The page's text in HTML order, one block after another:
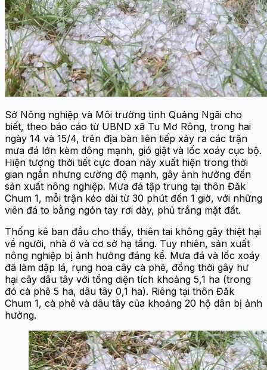
Sở Nông nghiệp và Môi trường tỉnh Quảng Ngãi cho
biết, theo báo cáo từ UBND xã Tu Mơ Rông, trong hai
ngày 14 và 15/4, trên địa bàn liên tiếp xảy ra các trận
mưa đá lớn kèm dông mạnh, gió giật và lốc xoáy cục bộ.
Hiện tượng thời tiết cực đoan này xuất hiện trong thời
gian ngắn nhưng cường độ mạnh, gây ảnh hưởng đến
sản xuất nông nghiệp. Mưa đá tập trung tại thôn Đăk
Chum 1, mỗi trận kéo dài từ 30 phút đến 1 giờ, với những
viên đá to bằng ngón tay rơi dày, phủ trắng mặt đất.
Thống kê ban đầu cho thấy, thiên tai không gây thiệt hại
về người, nhà ở và cơ sở hạ tầng. Tuy nhiên, sản xuất
nông nghiệp bị ảnh hưởng đáng kể. Mưa đá và lốc xoáy
đã làm dập lá, rụng hoa cây cà phê, đồng thời gây hư
hại cây dâu tây với tổng diện tích khoảng 5,1 ha (trong
đó cà phê 5 ha, dâu tây 0,1 ha). Riêng tại thôn Đăk
Chum 1, cà phê và dâu tây của khoảng 20 hộ dân bị ảnh
hưởng.